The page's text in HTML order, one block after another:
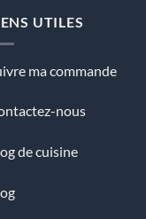
UTILES
ma commande
nous
de cuisine